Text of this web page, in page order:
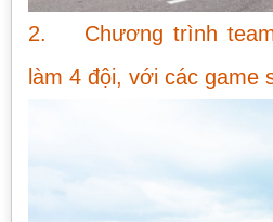
2. Chương trình
làm 4 đội, với các game